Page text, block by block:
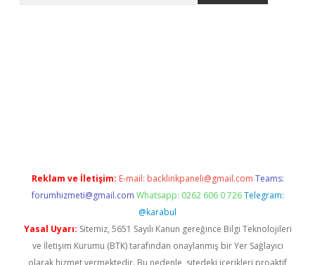
Reklam ve İletişim: E-mail: backlinkpaneli@gmail.com Teams:
forumhizmeti@gmail.com Whatsapp: 0262 606 0 726 Telegram:
@karabul
Yasal Uyarı: Sitemiz, 5651 Sayılı Kanun gereğince Bilgi Teknolojileri
ve İletişim Kurumu (BTK) tarafından onaylanmış bir Yer Sağlayıcı
olarak hizmet vermektedir. Bu nedenle, sitedeki içerikleri proaktif